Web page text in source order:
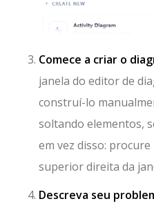
Comece a criar o
janela do editor de
construí-lo
soltando elementos,
em vez disso:
superior direita da
Descreva seu